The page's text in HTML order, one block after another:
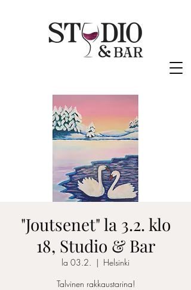
"Joutsenet" la 3.2. klo
18, Studio & Bar
la 03.2.
  |
Helsinki
Talvinen rakkaustarina!